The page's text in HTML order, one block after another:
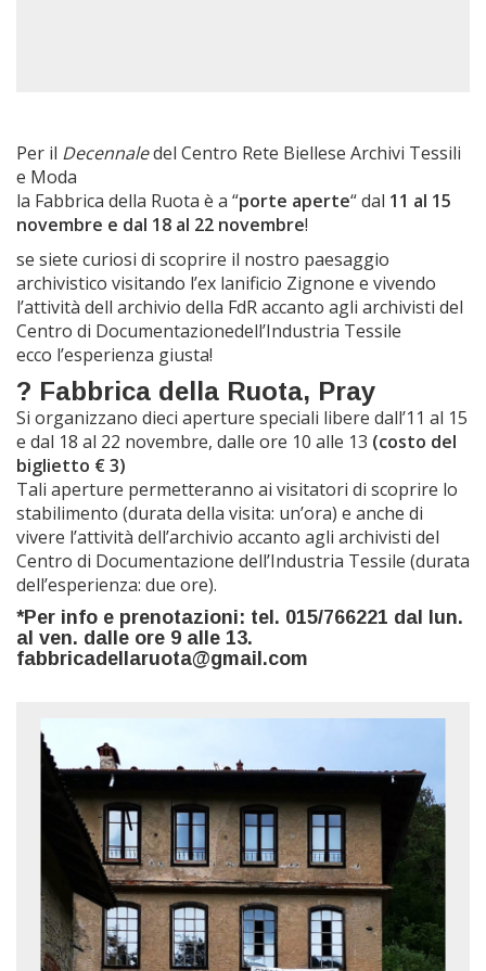
Per il Decennaledel Centro Rete Biellese Archivi Tessili
e Moda
la Fabbrica della Ruota è a “porte aperte“dal 11 al 15
novembre e dal 18 al 22 novembre!
se siete curiosi di scoprire il nostro paesaggio
archivistico visitando l’ex lanificio Zignone e vivendo
l’attività dell archivio della FdRaccanto agli archivisti del
Centro di Documentazionedell’Industria Tessile
ecco l’esperienza giusta!
? Fabbrica della Ruota, Pray
Si organizzano dieci aperture speciali libere dall’11 al 15
e dal 18 al 22 novembre, dalle ore 10 alle 13 (costo del
biglietto € 3)
Tali aperture permetteranno ai visitatori di scoprire lo
stabilimento (durata della visita: un’ora) e anche di
vivere l’attività dell’archivio accanto agli archivisti del
Centro di Documentazione dell’Industria Tessile (durata
dell’esperienza: due ore).
*Per info e prenotazioni: tel. 015/766221 dal lun.
al ven. dalle ore 9 alle 13.
fabbricadellaruota@gmail.com